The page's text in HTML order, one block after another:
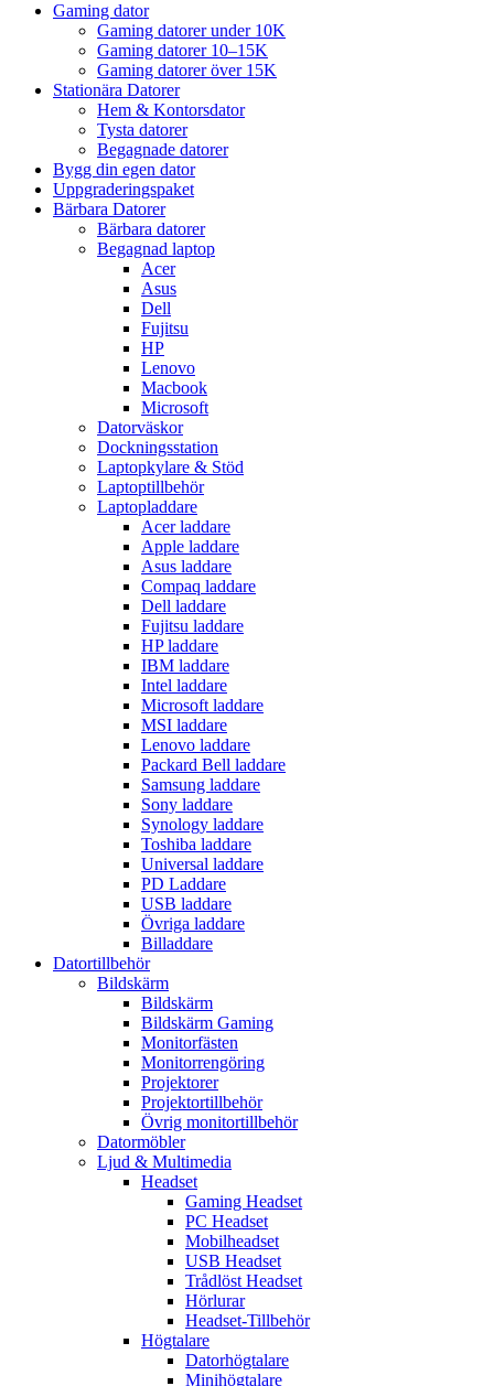
Gaming dator
Gaming datorer under 10K
Gaming datorer 10–15K
Gaming datorer över 15K
Stationära Datorer
Hem & Kontorsdator
Tysta datorer
Begagnade datorer
Bygg din egen dator
Uppgraderingspaket
Bärbara Datorer
Bärbara datorer
Begagnad laptop
Acer
Asus
Dell
Fujitsu
HP
Lenovo
Macbook
Microsoft
Datorväskor
Dockningsstation
Laptopkylare & Stöd
Laptoptillbehör
Laptopladdare
Acer laddare
Apple laddare
Asus laddare
Compaq laddare
Dell laddare
Fujitsu laddare
HP laddare
IBM laddare
Intel laddare
Microsoft laddare
MSI laddare
Lenovo laddare
Packard Bell laddare
Samsung laddare
Sony laddare
Synology laddare
Toshiba laddare
Universal laddare
PD Laddare
USB laddare
Övriga laddare
Billaddare
Datortillbehör
Bildskärm
Bildskärm
Bildskärm Gaming
Monitorfästen
Monitorrengöring
Projektorer
Projektortillbehör
Övrig monitortillbehör
Datormöbler
Ljud & Multimedia
Headset
Gaming Headset
PC Headset
Mobilheadset
USB Headset
Trådlöst Headset
Hörlurar
Headset-Tillbehör
Högtalare
Datorhögtalare
Minihögtalare